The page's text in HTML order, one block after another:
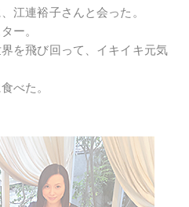
江連裕子さんと会った。
ー。
を飛び回って、イキイキ元気
べた。